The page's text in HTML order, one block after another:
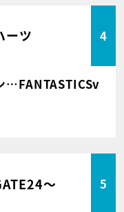
ーツ 4
…FANTASTICSv
～ 5